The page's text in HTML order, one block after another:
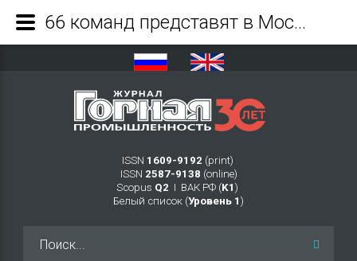
ISSN 1609-9192 (print)
ISSN 2587-9138 (online)
Scopus Q2 Ι ВАК РФ (K1 )
Белый список (Уровень 1 )
66 команд представят в Москве инженерные решения в сфере Индустрии 4.0 - Журнал Горная промышленность